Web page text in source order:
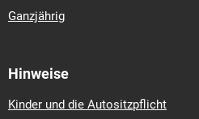
Ganzjährig
Hinweise
Kinder und die Autositzpflicht